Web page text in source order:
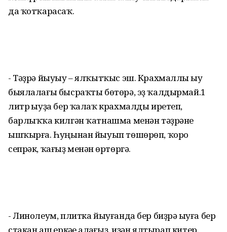
да ҡотҡарасаҡ.
- Тәҙрә йыуыу – ялҡытҡыс эш. Крахмаллы һыу
быялалағы бысраҡты бөтөрә, эҙ ҡалдырмай.1
литр һыуҙа бер ҡалаҡ крахмалды иретеп,
барлыҡҡа килгән ҡатнашма менән тәҙрәне
ышҡырға. Һуңынан йыуып төшөрөп, ҡоро
сепрәк, ҡағыҙ менән һөртөргә.
- Линолеум, плитка йыу­ғанда бер биҙрә һыуға бер